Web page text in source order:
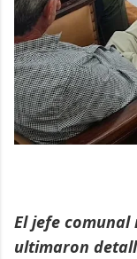
El jefe comunal
ultimaron